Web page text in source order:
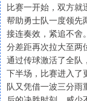
比赛一开始，双方就
帮助勇士队一度领先
接连奏效，紧追不舍
分差距再次拉大至两
通过传球激活了全队
下半场，比赛进入了
队又凭借一波三分雨